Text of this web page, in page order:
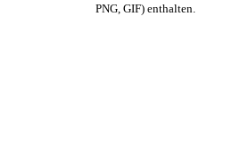
PNG, GIF) enthalten.